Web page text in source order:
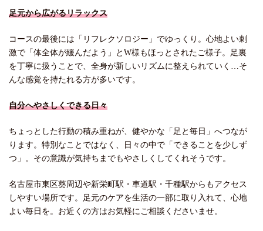
足元から広がるリラックス
コースの最後には「リフレクソロジー」でゆっくり。心地よい刺
激で「体全体が緩んだよう」とW様もほっとされたご様子。足裏
を丁寧に扱うことで、全身が新しいリズムに整えられていく…そ
んな感覚を持たれる方が多いです。
自分へやさしくできる日々
ちょっとした行動の積み重ねが、健やかな「足と毎日」へつなが
ります。特別なことではなく、日々の中で「できることを少しず
つ」。その意識が気持ちまでもやさしくしてくれそうです。
名古屋市東区葵周辺や新栄町駅・車道駅・千種駅からもアクセス
しやすい場所です。足元のケアを生活の一部に取り入れて、心地
よい毎日を。お近くの方はお気軽にご相談くださいませ。